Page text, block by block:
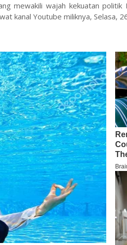
mewakili wajah kekuatan
kanal Youtube miliknya, Selasa,